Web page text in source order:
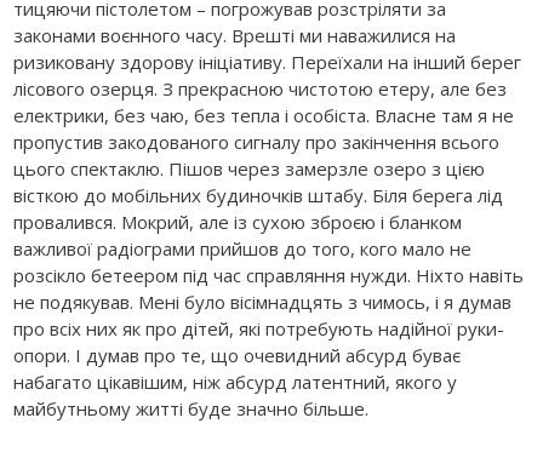
тицяючи пістолетом – погрожував розстріляти за
законами воєнного часу. Врешті ми наважилися на
ризиковану здорову ініціативу. Переїхали на інший берег
лісового озерця. З прекрасною чистотою етеру, але без
електрики, без чаю, без тепла і особіста. Власне там я не
пропустив закодованого сигналу про закінчення всього
цього спектаклю. Пішов через замерзле озеро з цією
вісткою до мобільних будиночків штабу. Біля берега лід
провалився. Мокрий, але із сухою зброєю і бланком
важливої радіограми прийшов до того, кого мало не
розсікло бетеером під час справляння нужди. Ніхто навіть
не подякував. Мені було вісімнадцять з чимось, і я думав
про всіх них як про дітей, які потребують надійної руки-
опори. І думав про те, що очевидний абсурд буває
набагато цікавішим, ніж абсурд латентний, якого у
майбутньому житті буде значно більше.